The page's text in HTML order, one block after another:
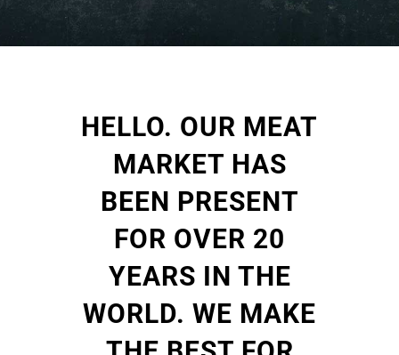
HELLO. OUR MEAT
MARKET HAS
BEEN PRESENT
FOR OVER 20
YEARS IN THE
WORLD. WE MAKE